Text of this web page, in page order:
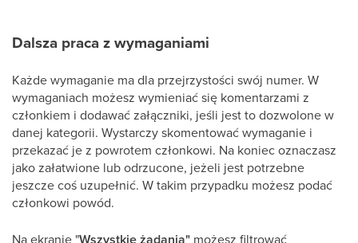
Dalsza praca z wymaganiami
Każde wymaganie ma dla przejrzystości swój numer. W
wymaganiach możesz wymieniać się komentarzami z
członkiem i dodawać załączniki, jeśli jest to dozwolone w
danej kategorii. Wystarczy skomentować wymaganie i
przekazać je z powrotem członkowi. Na koniec oznaczasz
jako załatwione lub odrzucone, jeżeli jest potrzebne
jeszcze coś uzupełnić. W takim przypadku możesz podać
członkowi powód.
Na ekranie "
możesz filtrować